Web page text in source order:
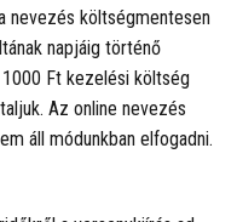
nevezés költségmentesen
napjáig történő
Ft kezelési költség
Az online nevezés
áll módunkban elfogadni.